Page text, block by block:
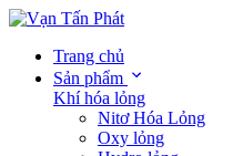
Trang chủ
Sản phẩm
Khí hóa lỏng
Nitơ Hóa Lỏng
Oxy lỏng